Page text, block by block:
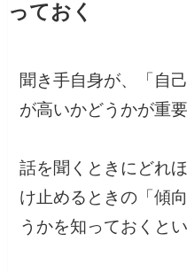
っておく
聞き手自身が、「自
が高いかどうかが重
話を聞くときにどれ
け止めるときの「傾
うかを知っておくと